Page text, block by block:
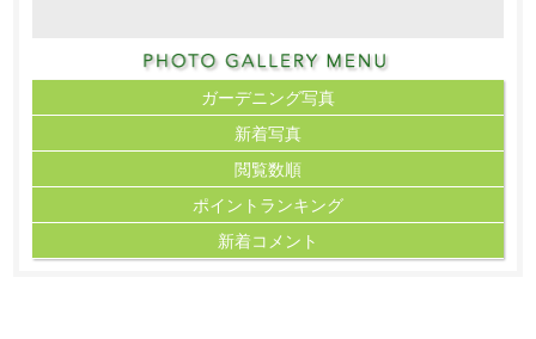
ガーデニング写真
新着写真
閲覧数順
ポイント ランキング
新着コメント